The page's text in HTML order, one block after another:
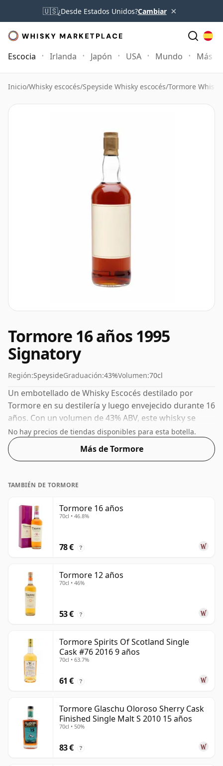
🇺🇸¿Desde Estados Unidos?Cambiar ×
Escocia Irlanda Japón USA Mundo Más
Inicio/Whisky escocés/Speyside Whisky escocés/Tormore Whisky
Tormore 16 años 1995
Signatory
Región:SpeysideGraduación:43%Volumen:70cl
Un embotellado de Whisky Escocés destilado por
Tormore en su destilería y luego envejecido durante 16
años. Con un volumen de 43% ABV, este whisky se
embotella con una concentración óptima para beber.
Se disfruta solo o con una gota de agua.
No hay precios de tiendas disponibles para esta botella.
Más de Tormore
TAMBIÉN DE TORMORE
Tormore 16 años
70cl • 46.8%
78 € ?
Tormore 12 años
70cl • 46%
53 € ?
Tormore Spirits Of Scotland Single
Cask #76 2016 9 años
70cl • 63.7%
61 € ?
Tormore Glaschu Oloroso Sherry Cask
Finished Single Malt S 2010 15 años
70cl • 50%
83 € ?